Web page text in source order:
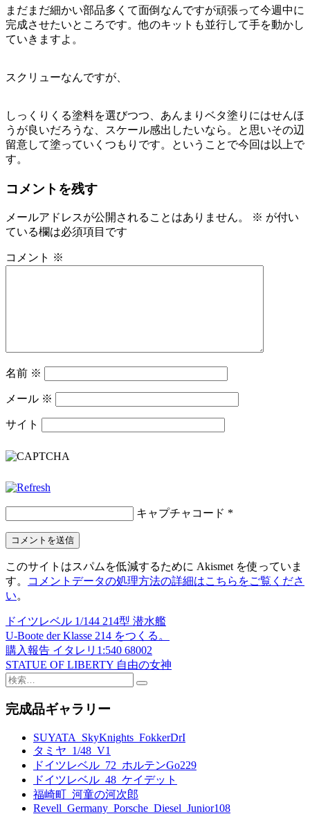
まだまだ細かい部品多くて面倒なんですが頑張って今週中に
完成させたいところです。他のキットも並行して手を動かし
ていきますよ。
スクリューなんですが、
しっくりくる塗料を選びつつ、あんまりベタ塗りにはせんほ
うが良いだろうな、スケール感出したいなら。と思いその辺
留意して塗っていくつもりです。ということで今回は以上で
す。
コメントを残す
メールアドレスが公開されることはありません。 ※ が付い
ている欄は必須項目です
コメント ※
名前 ※
メール ※
サイト
キャプチャコード *
このサイトはスパムを低減するために Akismet を使っていま
す。
コメントデータの処理方法の詳細はこちらをご覧くださ
い。
投
稿
ナ
ビ
ゲ
ドイツレベル 1/144 214型 潜水艦
U-Boote der Klasse 214 をつくる。
購入報告 イタレリ1:540 68002
STATUE OF LIBERTY 自由の女神
検
完成品ギャラリー
SUYATA_SkyKnights_FokkerDrI
タミヤ_1/48_V1
ドイツレベル_72_ホルテンGo229
ドイツレベル_48_ケイデット
福崎町_河童の河次郎
Revell_Germany_Porsche_Diesel_Junior108